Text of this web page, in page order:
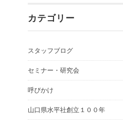
カテゴリー
スタッフブログ
セミナー・研究会
呼びかけ
山口県水平社創立１００年